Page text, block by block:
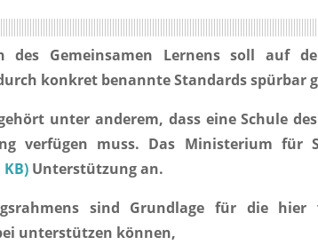
Gemeinsamen Lernenssoll auf der
konkret benannte Standardsspürbar
unter anderem, dass eine Schule
verfügen muss. Das Ministerium für
Unterstützung an.
sind Grundlage für die hier
unterstützen können,